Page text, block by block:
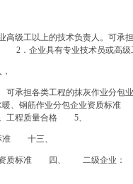
级工以上的技术负责人。可承
2．企业具有专业技术员或高级
担各类工程的抹灰作业分包业
、钢筋作业分包企业资质标准
工程质量合格 5、
准 十三、
资质标准 四、 二级企业：